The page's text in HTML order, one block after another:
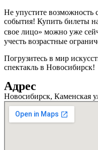
Не упустите возможность
события! Купить билеты
свое лицо» можно уже
учесть возрастные
Погрузитесь в мир
спектакль в Новосибирск!
Адрес
Новосибирск, Каменская